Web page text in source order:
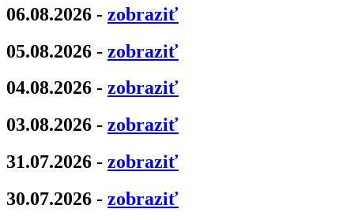
06.08.2026 - zobraziť
05.08.2026 - zobraziť
04.08.2026 - zobraziť
03.08.2026 - zobraziť
31.07.2026 - zobraziť
30.07.2026 - zobraziť